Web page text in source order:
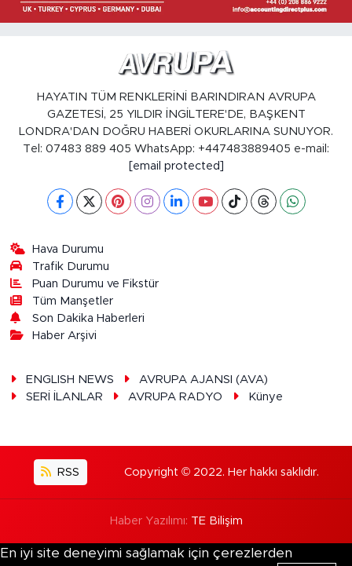
HAYATIN TÜM RENKLERİNİ BARINDIRAN AVRUPA
GAZETESİ, 25 YILDIR İNGİLTERE'DE, BAŞKENT
LONDRA'DAN DOĞRU HABERİ OKURLARINA SUNUYOR.
Tel: 07483 889 405 WhatsApp: +447483889405 e-mail:
[email protected]
Hava Durumu
Trafik Durumu
Puan Durumu ve Fikstür
Tüm Manşetler
Son Dakika Haberleri
Haber Arşivi
ENGLISH NEWS
AVRUPA AJANSI (AVA)
SERİ İLANLAR
AVRUPA RADYO Künye
RSS Copyright © 2022. Her hakkı saklıdır.
Haber Yazılımı: TE Bilişim
En iyi site deneyimi sağlamak için çerezlerden